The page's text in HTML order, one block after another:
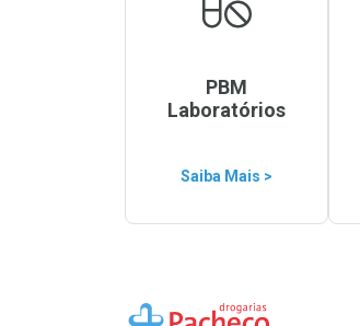
PBM
Laboratórios
Saiba Mais >
Ir para a Home